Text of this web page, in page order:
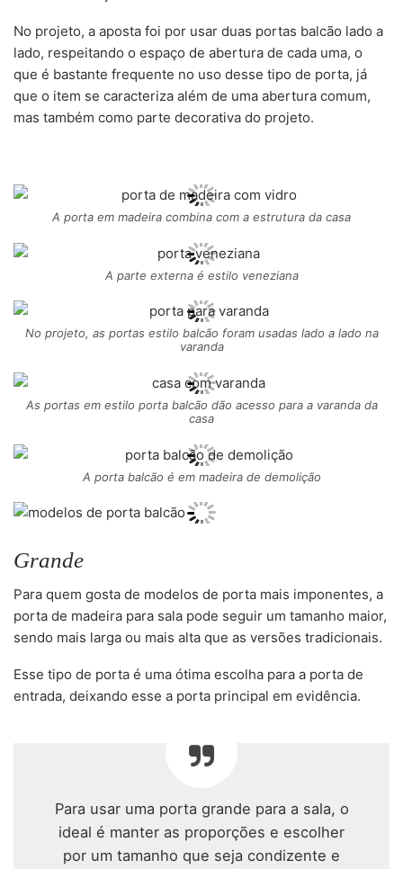
No projeto, a aposta foi por usar duas portas balcão lado a
lado, respeitando o espaço de abertura de cada uma, o
que é bastante frequente no uso desse tipo de porta, já
que o item se caracteriza além de uma abertura comum,
mas também como parte decorativa do projeto.
A porta em madeira combina com a estrutura da casa
A parte externa é estilo veneziana
No projeto, as portas estilo balcão foram usadas lado a lado na
varanda
As portas em estilo porta balcão dão acesso para a varanda da
casa
A porta balcão é em madeira de demolição
Grande
Para quem gosta de modelos de porta mais imponentes, a
porta de madeira para sala pode seguir um tamanho maior,
sendo mais larga ou mais alta que as versões tradicionais.
Esse tipo de porta é uma ótima escolha para a porta de
entrada, deixando esse a porta principal em evidência.
Para usar uma porta grande para a sala, o
ideal é manter as proporções e escolher
por um tamanho que seja condizente e